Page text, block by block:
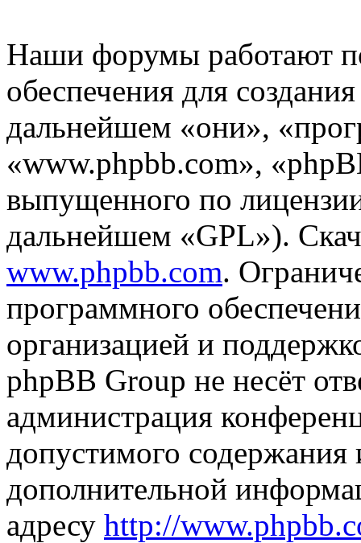
Наши форумы работают
обеспечения для
дальнейшем «они»,
«www.phpbb.com»,
выпущенного по
дальнейшем «GPL»).
www.phpbb.com.
программного
организацией и
phpBB Group не несёт
администрация
допустимого
дополнительной
адресу http://